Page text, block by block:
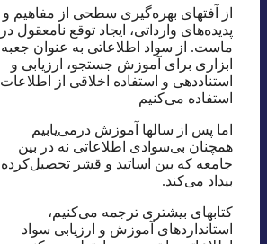
از آفتهای بهره‌گیری سطحی از مفاهیم و
پدیده‌های وارداتی، ایجاد توقع نامعقول در
ماست. از سواد اطلاعاتی به عنوان جعبه
ابزاری برای آموزش جستجو، ارزیابی و
استناددهی و استفاده اخلاقی از اطلاعات
استفاده می‌کنیم
اما پس از سالها آموزش درمی‌یابیم
همچنان بی‌سوادی اطلاعاتی نه در بین
جامعه که بین اساتید و قشر تحصیل‌کرده
بیداد می‌کند.
کتابهای بیشتری ترجمه می‌کنیم،
استانداردهای آموزش و ارزیابی سواد